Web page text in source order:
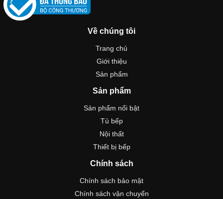
Về chúng tôi
Trang chủ
Giới thiệu
Sản phẩm
Sản phẩm
Sản phẩm nổi bật
Tủ bếp
Nội thất
Thiết bị bếp
Chính sách
Chính sách bảo mật
Chính sách vận chuyển